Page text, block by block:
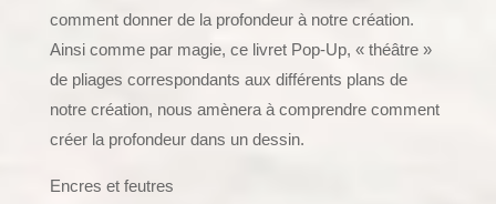
comment donner de la profondeur à notre création.
Ainsi comme par magie, ce livret Pop-Up, « théâtre »
de pliages correspondants aux différents plans de
notre création, nous amènera à comprendre comment
créer la profondeur dans un dessin.
Encres et feutres